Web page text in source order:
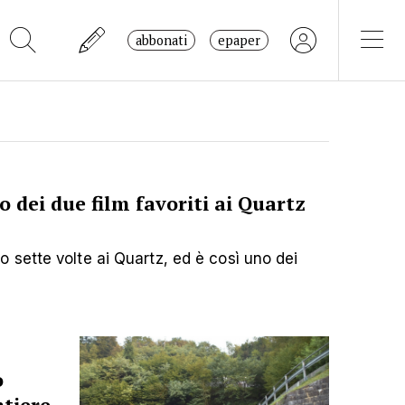
abbonati epaper
dei due film favoriti ai Quartz
sette volte ai Quartz, ed è così uno dei